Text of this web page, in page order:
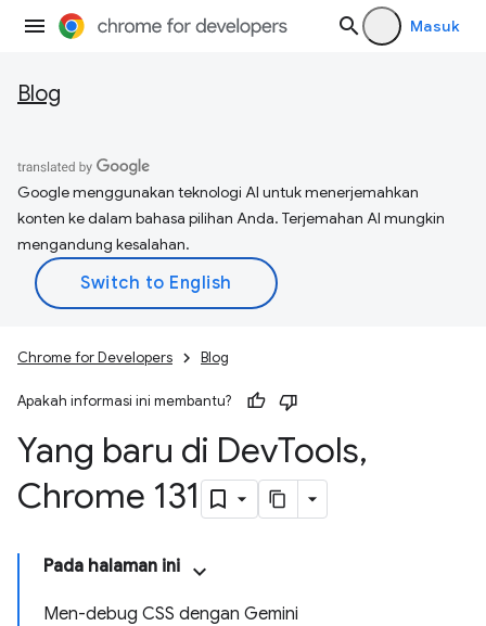
Masuk
Blog
Google menggunakan teknologi AI untuk menerjemahkan
konten ke dalam bahasa pilihan Anda. Terjemahan AI mungkin
mengandung kesalahan.
Chrome for Developers Blog
Apakah informasi ini membantu?
Yang baru di DevTools,
Chrome 131
Pada halaman ini
Men-debug CSS dengan Gemini